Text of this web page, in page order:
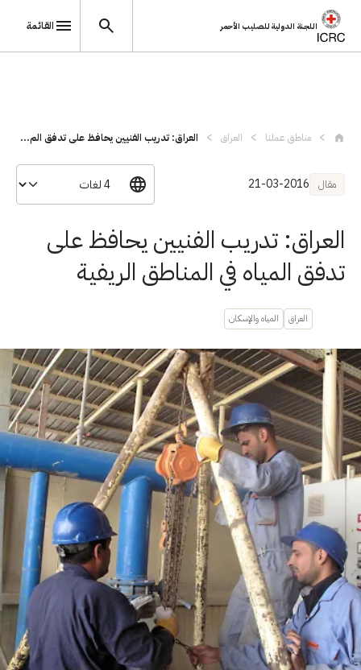
اللجنة الدولية للصليب الأحمر القائمة
مناطق عملنا العراق العراق: تدريب الفنيين يحافظ على تدفق الم...
مقال 21-03-2016
العراق: تدريب الفنيين يحافظ على
تدفق المياه في المناطق الريفية
العراق المياه والإسكان